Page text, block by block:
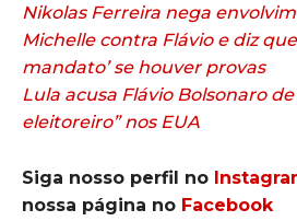
Nikolas Ferreira nega
Michelle contra Flávio e diz
mandato’ se houver provas
Lula acusa Flávio Bolsonaro
eleitoreiro” nos EUA
Siga nosso perfil no
nossa página no Facebook